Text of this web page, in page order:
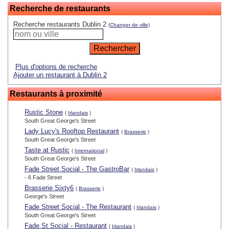
Recherche de restaurants
Recherche restaurants Dublin 2 (Changer de ville)
Plus d'options de recherche
Ajouter un restaurant à Dublin 2
Restaurants à proximité
Rustic Stone ( Irlandais )
South Great George's Street
Lady Lucy's Rooftop Restaurant ( Brasserie )
South Great George's Street
Taste at Rustic ( International )
South Great George's Street
Fade Street Social - The GastroBar ( Irlandais )
- 6 Fade Street
Brasserie Sixty6 ( Brasserie )
George's Street
Fade Street Social - The Restaurant ( Irlandais )
South Great George's Street
Fade St Social - Restaurant ( Irlandais )